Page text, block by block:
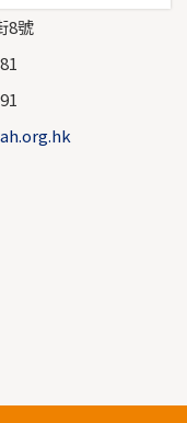
8號